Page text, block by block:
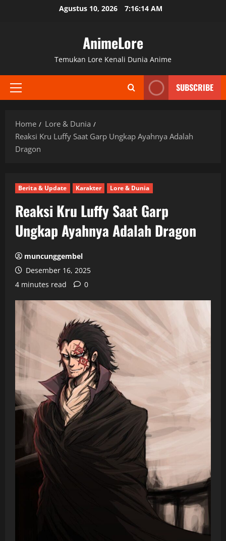
Agustus 10, 2026 7:16:16 AM
AnimeLore
Temukan Lore Kenali Dunia Anime
Primary
SUBSCRIBE
Home
Lore & Dunia
Reaksi Kru Luffy Saat Garp Ungkap Ayahnya Adalah
Dragon
Berita & Update Karakter Lore & Dunia
Reaksi Kru Luffy Saat Garp
Ungkap Ayahnya Adalah Dragon
muncunggembel
Desember 16, 2025
4 minutes read
0